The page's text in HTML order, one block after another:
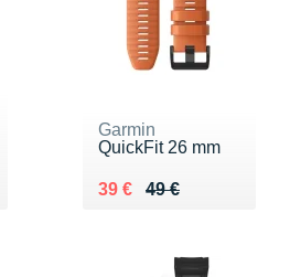
Garmin
QuickFit 26 mm
49 €
Au lieu de 49 €
39 €
Vendu 39 €